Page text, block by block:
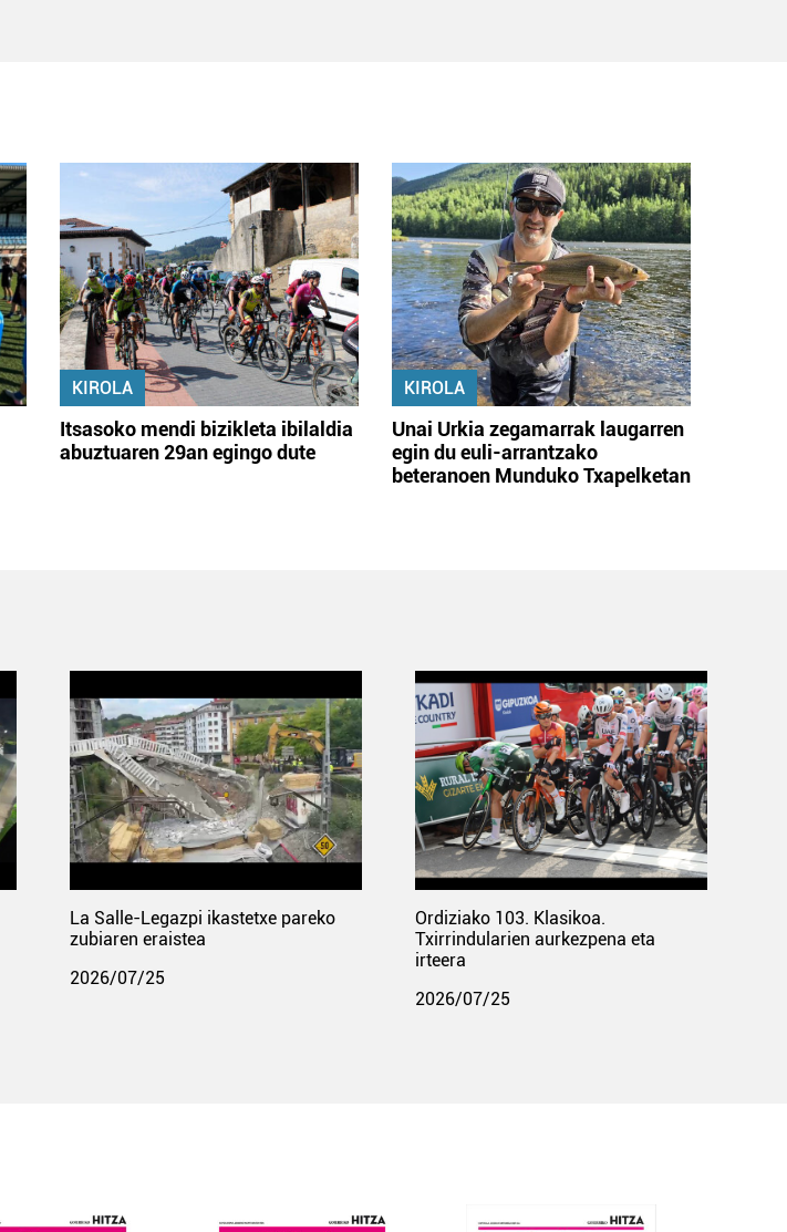
KIROLA
Itsasoko mendi bizikleta ibilaldia
abuztuaren 29an egingo dute
KIROLA
Unai Urkia zegamarrak laugarren
egin du euli-arrantzako
beteranoen Munduko Txapelketan
La Salle-Legazpi ikastetxe pareko
zubiaren eraistea
2026/07/25
Ordiziako 103. Klasikoa.
Txirrindularien aurkezpena eta
irteera
2026/07/25